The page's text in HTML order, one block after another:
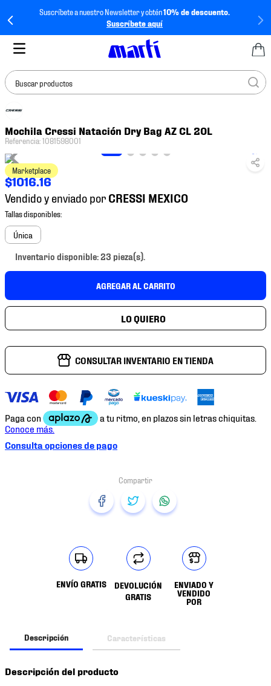
Suscríbete a nuestro Newsletter y obtén10% de descuento.
Suscríbete aquí
Buscar productos
Mochila Cressi Natación Dry Bag AZ CL 20L
Referencia:1081598001
Marketplace
$1016.16
Vendido y enviado por
Única
Inventario disponible: 23 pieza(s).
AGREGAR AL CARRITO
CONSULTAR INVENTARIO EN TIENDA
Consulta opciones de pago
ENVÍO GRATIS
DEVOLUCIÓN
GRATIS
ENVIADO Y
VENDIDO
POR
Descripción Características
Descripción del producto
BUSCADOS
2.
tenis hombre
tenis
4.
tenis futbol
5.
jersey
6.
mochila
8.
chivas